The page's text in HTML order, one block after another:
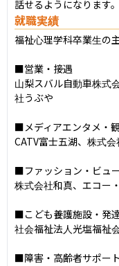
話せるようになります。
就職実績
福祉心理学科卒業生の
■営業・接遇
山梨スバル自動車株式
社うぶや
■メディアエンタメ・
CATV富士五湖、株式
■ファッション・ビュ
株式会社和真、エコー
■こども養護施設・発
社会福祉法人光塩福祉
■障害・高齢者サポー